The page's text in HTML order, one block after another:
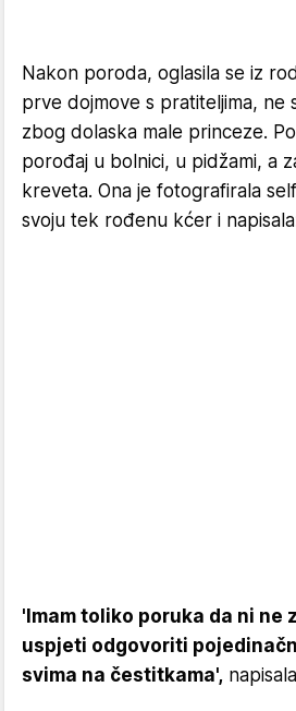
Nakon poroda, oglasila se iz
prve dojmove s pratiteljima, ne
zbog dolaska male princeze.
porođaj u bolnici, u pidžami, a
kreveta. Ona je fotografirala
svoju tek rođenu kćer i
'Imam toliko poruka da ni ne
uspjeti odgovoriti
svima na čestitkama',